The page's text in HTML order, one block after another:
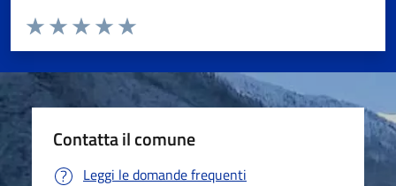
Valuta da 1 a 5 stelle la pagina
Valuta 5 stelle su 5
Valuta 4 stelle su 5
Valuta 3 stelle su 5
Valuta 2 stelle su 5
Valuta 1 stelle su 5
Contatta il comune
Leggi le domande frequenti